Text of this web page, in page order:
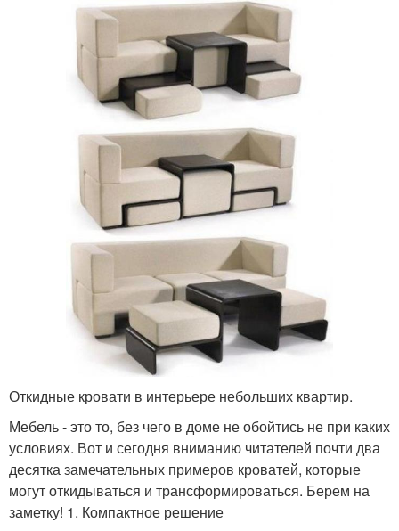
Откидные кровати в интерьере небольших квартир.
Мебель - это то, без чего в доме не обойтись не при каких
условиях. Вот и сегодня вниманию читателей почти два
десятка замечательных примеров кроватей, которые
могут откидываться и трансформироваться. Берем на
заметку! 1. Компактное решение